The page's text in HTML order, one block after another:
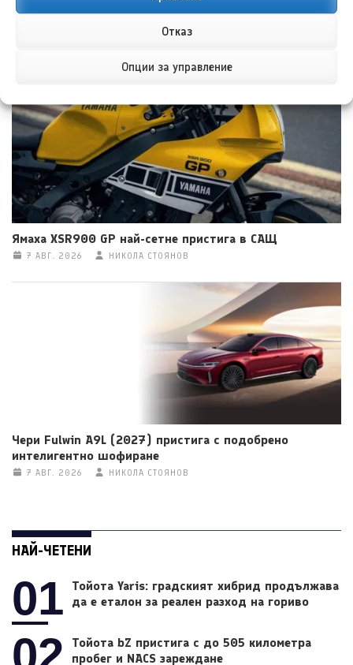
Отказ
Опции за управление
Ямаха XSR900 GP най-сетне пристига в САЩ
7 АВГ. 2026 НИКОЛА СТОЯНОВ
Чери Fulwin A9L (2027) пристига с подобрено
интелигентно шофиране
7 АВГ. 2026 НИКОЛА СТОЯНОВ
НАЙ-ЧЕТЕНИ
01
Тойота Yaris: градският хибрид продължава
да е еталон за реален разход на гориво
Тойота bZ пристига с до 505 километра
пробег и NACS зареждане